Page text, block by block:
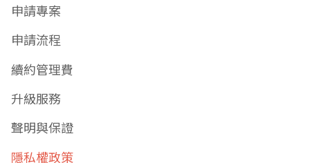
申請專案
申請流程
續約管理費
升級服務
聲明與保證
隱私權政策